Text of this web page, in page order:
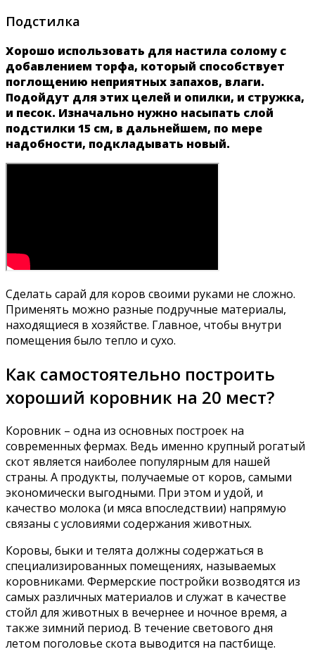
Подстилка
Хорошо использовать для настила солому с
добавлением торфа, который способствует
поглощению неприятных запахов, влаги.
Подойдут для этих целей и опилки, и стружка,
и песок. Изначально нужно насыпать слой
подстилки 15 см, в дальнейшем, по мере
надобности, подкладывать новый.
Сделать сарай для коров своими руками не сложно.
Применять можно разные подручные материалы,
находящиеся в хозяйстве. Главное, чтобы внутри
помещения было тепло и сухо.
Как самостоятельно построить
хороший коровник на 20 мест?
Коровник – одна из основных построек на
современных фермах. Ведь именно крупный рогатый
скот является наиболее популярным для нашей
страны. А продукты, получаемые от коров, самыми
экономически выгодными. При этом и удой, и
качество молока (и мяса впоследствии) напрямую
связаны с условиями содержания животных.
Коровы, быки и телята должны содержаться в
специализированных помещениях, называемых
коровниками. Фермерские постройки возводятся из
самых различных материалов и служат в качестве
стойл для животных в вечернее и ночное время, а
также зимний период. В течение светового дня
летом поголовье скота выводится на пастбище.